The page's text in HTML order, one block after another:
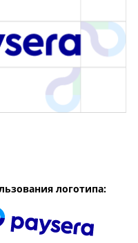
логотипа: